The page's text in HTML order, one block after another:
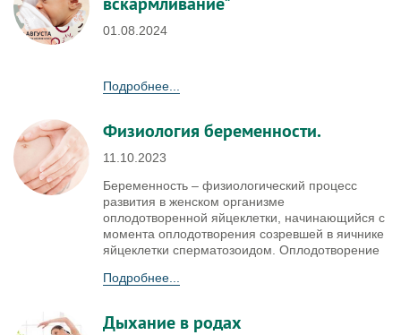
01.08.2024
Подробнее...
Физиология беременности.
11.10.2023
Беременность – физиологический процесс
развития в женском организме
оплодотворенной яйцеклетки, начинающийся с
момента оплодотворения созревшей в яичнике
яйцеклетки сперматозоидом. Оплодотворение
Подробнее...
Дыхание в родах